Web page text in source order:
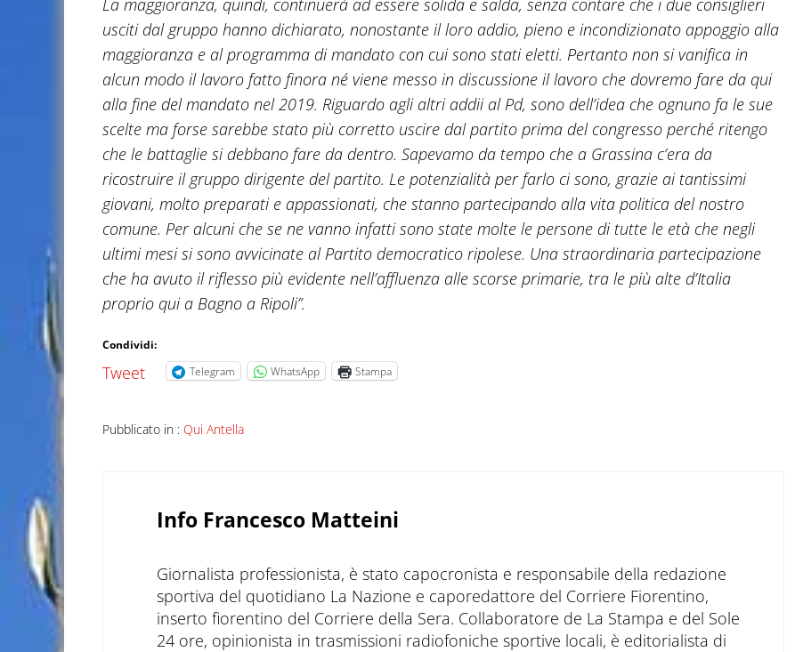
La maggioranza, quindi, continuerà ad essere solida e salda, senza contare che i due consiglieri
usciti dal gruppo hanno dichiarato, nonostante il loro addio, pieno e incondizionato appoggio alla
maggioranza e al programma di mandato con cui sono stati eletti. Pertanto non si vanifica in
alcun modo il lavoro fatto finora né viene messo in discussione il lavoro che dovremo fare da qui
alla fine del mandato nel 2019. Riguardo agli altri addii al Pd, sono dell’idea che ognuno fa le sue
scelte ma forse sarebbe stato più corretto uscire dal partito prima del congresso perché ritengo
che le battaglie si debbano fare da dentro. Sapevamo da tempo che a Grassina c’era da
ricostruire il gruppo dirigente del partito. Le potenzialità per farlo ci sono, grazie ai tantissimi
giovani, molto preparati e appassionati, che stanno partecipando alla vita politica del nostro
comune. Per alcuni che se ne vanno infatti sono state molte le persone di tutte le età che negli
ultimi mesi si sono avvicinate al Partito democratico ripolese. Una straordinaria partecipazione
che ha avuto il riflesso più evidente nell’affluenza alle scorse primarie, tra le più alte d’Italia
proprio qui a Bagno a Ripoli”.
Condividi:
Tweet Telegram WhatsApp Stampa
Pubblicato in : Qui Antella
Info Francesco Matteini
Giornalista professionista, è stato capocronista e responsabile della redazione
sportiva del quotidiano La Nazione e caporedattore del Corriere Fiorentino,
inserto fiorentino del Corriere della Sera. Collaboratore de La Stampa e del Sole
24 ore, opinionista in trasmissioni radiofoniche sportive locali, è editorialista di